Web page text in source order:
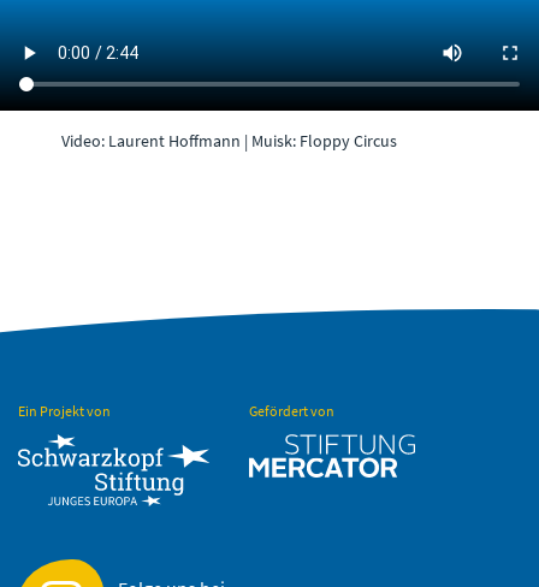
Video: Laurent Hoffmann | Muisk: Floppy Circus
Ein Projekt von Gefördert von